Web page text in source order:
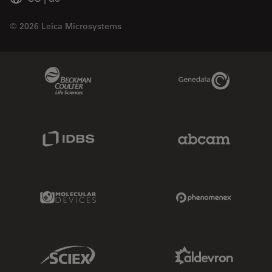
© 2026 Leica Microsystems
Genedata Link
Molecular Devices Link
Sciex Link